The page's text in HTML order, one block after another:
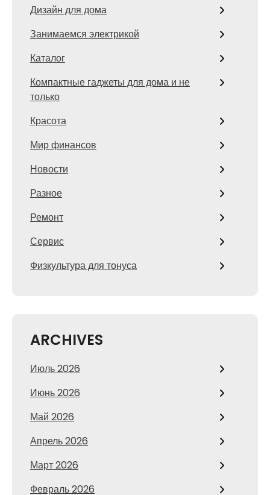
Дизайн для дома
Занимаемся электрикой
Каталог
Компактные гаджеты для дома и не
только
Красота
Мир финансов
Новости
Разное
Ремонт
Сервис
Физкультура для тонуса
ARCHIVES
Июль 2026
Июнь 2026
Май 2026
Апрель 2026
Март 2026
Февраль 2026